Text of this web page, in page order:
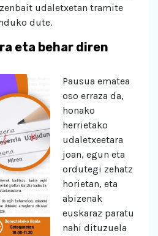
udaletxetan tramite
dute.
eta behar diren
Pausua ematea
oso erraza da,
honako
herrietako
udaletxeetara
joan, egun eta
ordutegi zehatz
horietan, eta
abizenak
euskaraz paratu
nahi dituzuela